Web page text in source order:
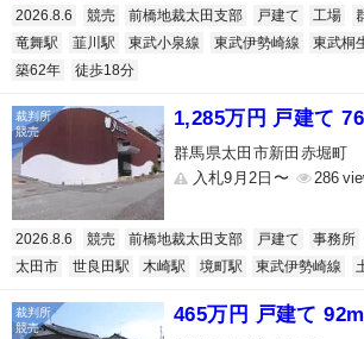
2026.8.6 競売 前橋地裁太田支部 戸建て 工場
竜舞駅
韮川駅 東武小泉線 東武伊勢崎線 東武桐
築62年
徒歩18分
1,285万円 戸建て
群馬県太田市新田赤堀町
入札9月2日〜
286
2026.8.6 競売 前橋地裁太田支部 戸建て 事務所
太田市
世良田駅 木崎駅 境町駅 東武伊勢崎線
465万円 戸建て